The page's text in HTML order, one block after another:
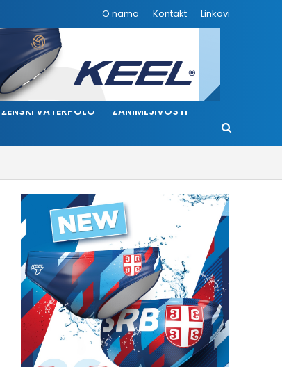
O nama Kontakt Linkovi
ŽENSKI VATERPOLO ZANIMLJIVOSTI